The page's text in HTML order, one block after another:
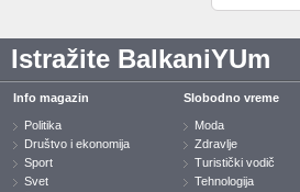
Istražite BalkaniYUm
Info magazin
Politika
Društvo i ekonomija
Sport
Svet
Slobodno vreme
Moda
Zdravlje
Turistički vodič
Tehnologija